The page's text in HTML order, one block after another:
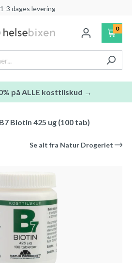
1-3 dages levering
0
på ALLE kosttilskud →
Biotin 425 ug (100 tab)
Se alt fra Natur Drogeriet